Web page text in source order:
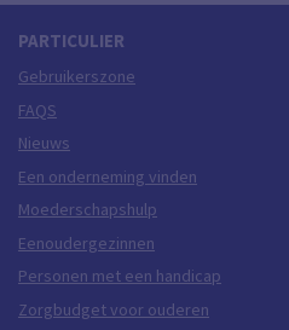
PARTICULIER
Gebruikerszone
FAQS
Nieuws
Een onderneming vinden
Moederschapshulp
Eenoudergezinnen
Personen met een handicap
Zorgbudget voor ouderen